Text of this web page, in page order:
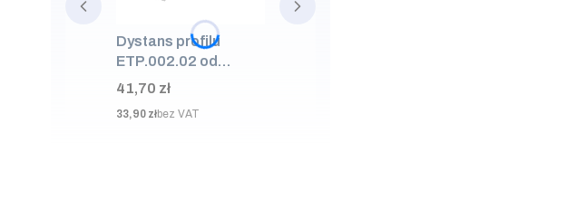
Dystans profilu
ETP.002.02 od
ściany 50mm, AISI
304, SUROWA
Cena
41,70 zł
Cena
33,90 złbez VAT